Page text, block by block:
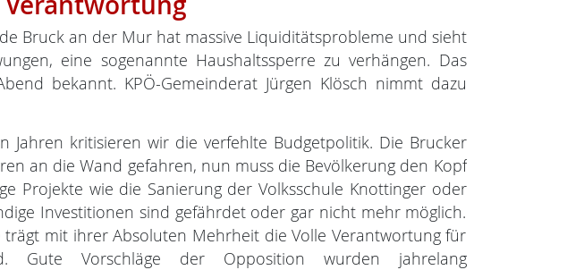
Bruck an der Mur hat massive Liquiditätsprobleme und sieht
eine sogenannte Haushaltssperre zu verhängen. Das
bekannt. KPÖ-Gemeinderat Jürgen Klösch nimmt dazu
Jahren kritisieren wir die verfehlte Budgetpolitik. Die Brucker
an die Wand gefahren, nun muss die Bevölkerung den Kopf
Projekte wie die Sanierung der Volksschule Knottinger oder
Investitionen sind gefährdet oder gar nicht mehr möglich.
trägt mit ihrer Absoluten Mehrheit die Volle Verantwortung für
Gute Vorschläge der Opposition wurden jahrelang